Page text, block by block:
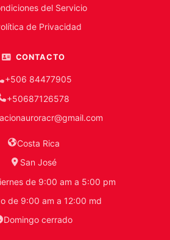
del Servicio
de Privacidad
CONTACTO
+506 84477905
+50687126578
Costa Rica
San José
de 9:00 am a 5:00 pm
de 9:00 am a 12:00 md
Domingo cerrado